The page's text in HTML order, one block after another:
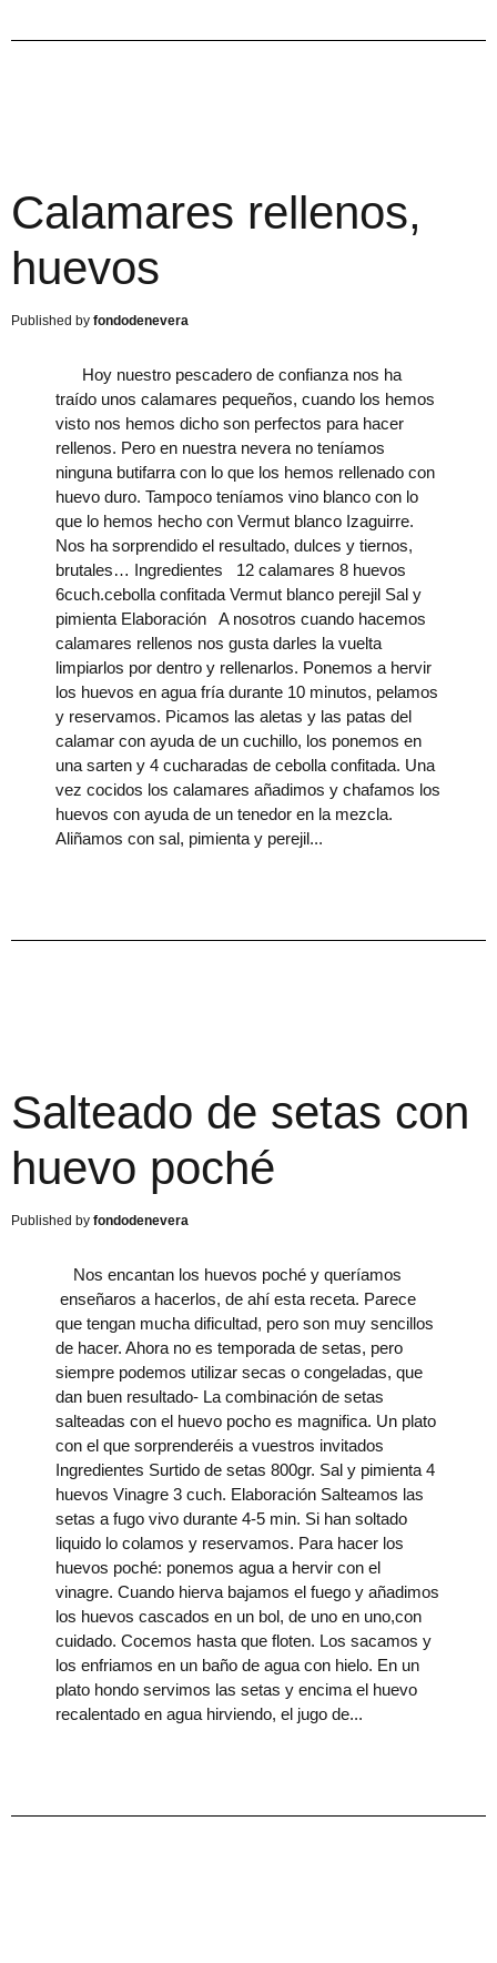
Calamares rellenos,
huevos
fondodenevera
Hoy nuestro pescadero de confianza nos ha
traído unos calamares pequeños, cuando los hemos
visto nos hemos dicho son perfectos para hacer
rellenos. Pero en nuestra nevera no teníamos
ninguna butifarra con lo que los hemos rellenado con
huevo duro. Tampoco teníamos vino blanco con lo
que lo hemos hecho con Vermut blanco Izaguirre.
Nos ha sorprendido el resultado, dulces y tiernos,
brutales… Ingredientes 12 calamares 8 huevos
6cuch.cebolla confitada Vermut blanco perejil Sal y
pimienta Elaboración A nosotros cuando hacemos
calamares rellenos nos gusta darles la vuelta
limpiarlos por dentro y rellenarlos. Ponemos a hervir
los huevos en agua fría durante 10 minutos, pelamos
y reservamos. Picamos las aletas y las patas del
calamar con ayuda de un cuchillo, los ponemos en
una sarten y 4 cucharadas de cebolla confitada. Una
vez cocidos los calamares añadimos y chafamos los
huevos con ayuda de un tenedor en la mezcla.
Aliñamos con sal, pimienta y perejil
Salteado de setas con
huevo poché
fondodenevera
Nos encantan los huevos poché y queríamos
enseñaros a hacerlos, de ahí esta receta. Parece
que tengan mucha dificultad, pero son muy sencillos
de hacer. Ahora no es temporada de setas, pero
siempre podemos utilizar secas o congeladas, que
dan buen resultado- La combinación de setas
salteadas con el huevo pocho es magnifica. Un plato
con el que sorprenderéis a vuestros invitados
Ingredientes Surtido de setas 800gr. Sal y pimienta 4
huevos Vinagre 3 cuch. Elaboración Salteamos las
setas a fugo vivo durante 4-5 min. Si han soltado
liquido lo colamos y reservamos. Para hacer los
huevos poché: ponemos agua a hervir con el
vinagre. Cuando hierva bajamos el fuego y añadimos
los huevos cascados en un bol, de uno en uno,con
cuidado. Cocemos hasta que floten. Los sacamos y
los enfriamos en un baño de agua con hielo. En un
plato hondo servimos las setas y encima el huevo
recalentado en agua hirviendo, el jugo de